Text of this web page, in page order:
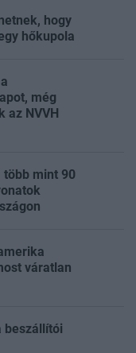
hogy
hőkupola
még
az NVVH
mint 90
váratlan
beszállítói